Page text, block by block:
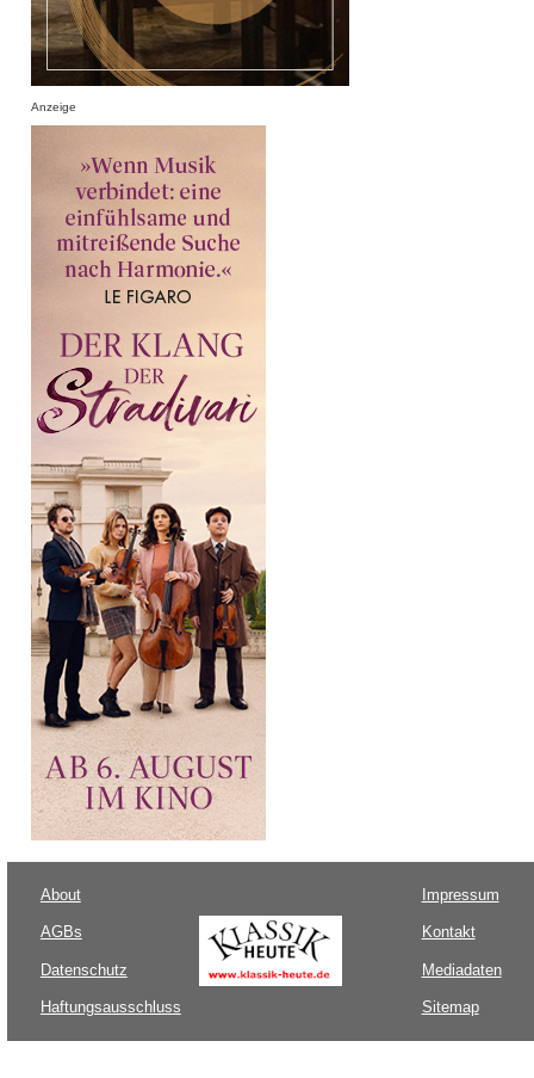
Anzeige
About
AGBs
Datenschutz
Haftungsausschluss
Impressum
Kontakt
Mediadaten
Sitemap